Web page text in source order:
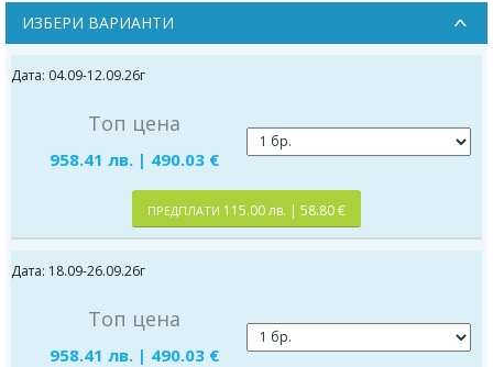
ИЗБЕРИ ВАРИАНТИ
Дата: 04.09-12.09.26г
Топ цена
958.41 лв. | 490.03 €
ПРЕДПЛАТИ 115.00 лв. | 58.80 €
Дата: 18.09-26.09.26г
Топ цена
958.41 лв. | 490.03 €